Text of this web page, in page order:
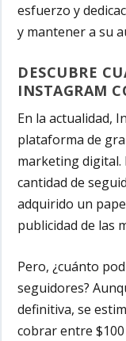
esfuerzo y
y mantener a su
DESCUBRE
INSTAGRAM
En la actualidad,
plataforma de
marketing digital.
cantidad de
adquirido un
publicidad de las
Pero, ¿cuánto
seguidores?
definitiva, se
cobrar entre